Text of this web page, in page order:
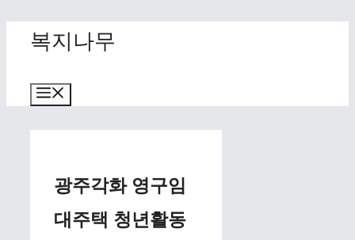
content
복지나무
광주각화 영구임
대주택 청년활동